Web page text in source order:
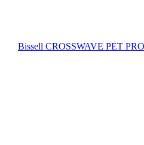
Bissell CROSSWAVE PET